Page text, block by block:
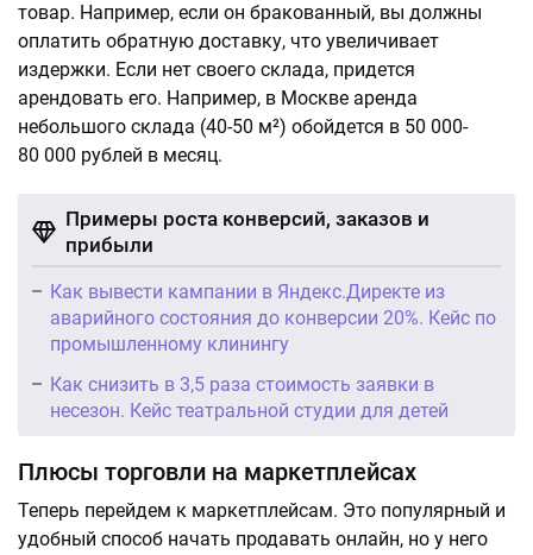
товар. Например, если он бракованный, вы должны
оплатить обратную доставку, что увеличивает
издержки. Если нет своего склада, придется
арендовать его. Например, в Москве аренда
небольшого склада (40-50 м²) обойдется в 50 000-
80 000 рублей в месяц.
Примеры роста конверсий, заказов и
прибыли
Как вывести кампании в Яндекс.Директе из
аварийного состояния до конверсии 20%. Кейс по
промышленному клинингу
Как снизить в 3,5 раза стоимость заявки в
несезон. Кейс театральной студии для детей
Плюсы торговли на маркетплейсах
Теперь перейдем к маркетплейсам. Это популярный и
удобный способ начать продавать онлайн, но у него